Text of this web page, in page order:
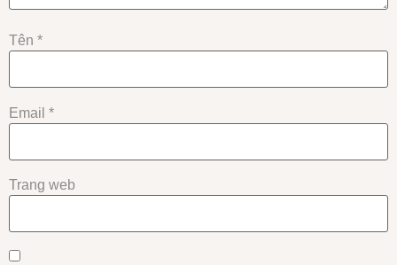
Tên *
Email *
Trang web